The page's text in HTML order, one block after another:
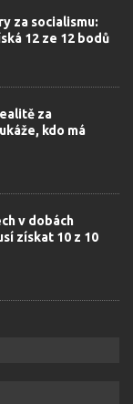
za socialismu:
12 ze 12 bodů
za
kdo má
v dobách
získat 10 z 10